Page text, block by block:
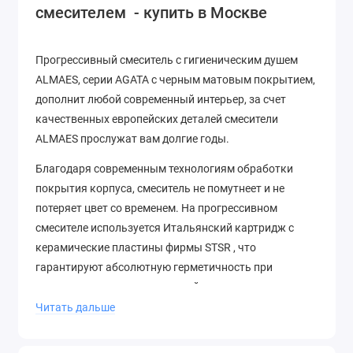
смесителем - купить в Москве
Прогрессивный смеситель с гигиеническим душем
ALMAES, серии AGATA с черным матовым покрытием,
дополнит любой современный интерьер, за счет
качественных европейских деталей смесители
ALMAES прослужат вам долгие годы.
Благодаря современным технологиям обработки
покрытия корпуса, смеситель не помутнеет и не
потеряет цвет со временем. На прогрессивном
смесителе используется Итальянский картридж с
керамические пластины фирмы STSR , что
гарантируют абсолютную герметичность при
перепадах давления и плавный ход ручек в течение
всего срока службы.
Читать дальше